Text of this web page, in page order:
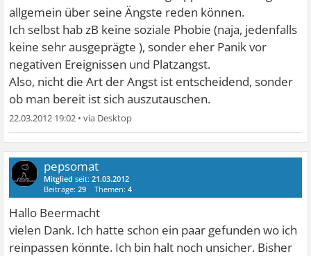
allgemein über seine Ängste reden können.
Ich selbst hab zB keine soziale Phobie (naja, jedenfalls
keine sehr ausgeprägte ), sonder eher Panik vor
negativen Ereignissen und Platzangst.
Also, nicht die Art der Angst ist entscheidend, sonder
ob man bereit ist sich auszutauschen.
22.03.2012 19:02 •
pepsomat
Mitglied seit:21.03.2012
Beiträge:29 Themen:4
Hallo Beermacht
vielen Dank. Ich hatte schon ein paar gefunden wo ich
reinpassen könnte. Ich bin halt noch unsicher. Bisher